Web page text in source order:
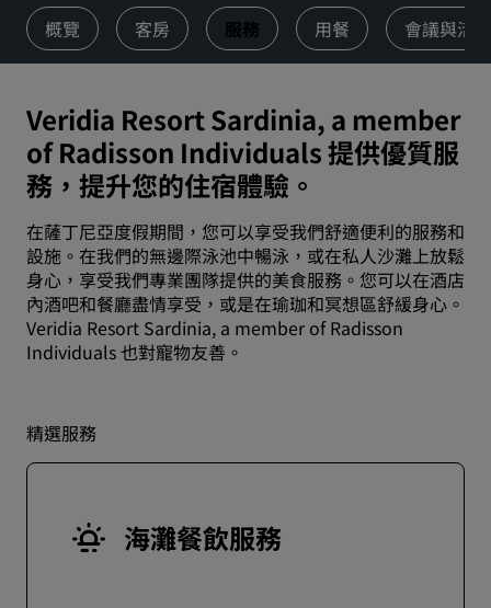
概覽 客房 服務 用餐 會議與活動
Veridia Resort Sardinia, a member
of Radisson Individuals 提供優質服
務，提升您的住宿體驗。
在薩丁尼亞度假期間，您可以享受我們舒適便利的服務和
設施。在我們的無邊際泳池中暢泳，或在私人沙灘上放鬆
身心，享受我們專業團隊提供的美食服務。您可以在酒店
內酒吧和餐廳盡情享受，或是在瑜珈和冥想區舒緩身心。
Veridia Resort Sardinia, a member of Radisson
Individuals 也對寵物友善。
精選服務
海灘餐飲服務